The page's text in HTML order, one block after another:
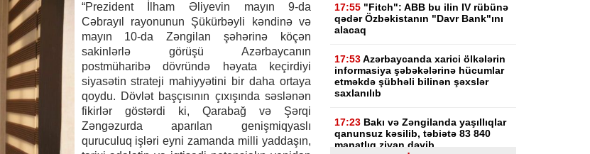
“Prezident İlham Əliyevin mayın 9-da
Cəbrayıl rayonunun Şükürbəyli kəndinə və
mayın 10-da Zəngilan şəhərinə köçən
sakinlərlə görüşü Azərbaycanın
postmüharibə dövründə həyata keçirdiyi
siyasətin strateji mahiyyətini bir daha ortaya
qoydu. Dövlət başçısının çıxışında səslənən
fikirlər göstərdi ki, Qarabağ və Şərqi
Zəngəzurda aparılan genişmiqyaslı
quruculuq işləri eyni zamanda milli yaddaşın,
17:55 "Fitch": ABB bu ilin IV rübünə
qədər Özbəkistanın "Davr Bank"ını
alacaq
17:53 Azərbaycanda xarici ölkələrin
informasiya şəbəkələrinə hücumlar
etməkdə şübhəli bilinən şəxslər
saxlanılıb
17:23 Bakı və Zəngilanda yaşıllıqlar
qanunsuz kəsilib, təbiətə 83 840
manatlıq ziyan dəyib